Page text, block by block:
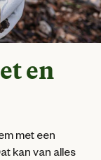
en
met een
kan van alles